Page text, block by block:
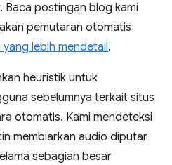
Baca postingan blog kami
pemutaran otomatis
lebih mendetail.
heuristik untuk
sebelumnya terkait situs
otomatis. Kami mendeteksi
membiarkan audio diputar
sebagian besar